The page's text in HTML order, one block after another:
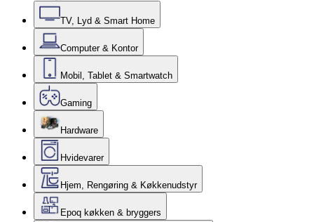
TV, Lyd & Smart Home
Computer & Kontor
Mobil, Tablet & Smartwatch
Gaming
Hardware
Hvidevarer
Hjem, Rengøring & Køkkenudstyr
Epoq køkken & bryggers